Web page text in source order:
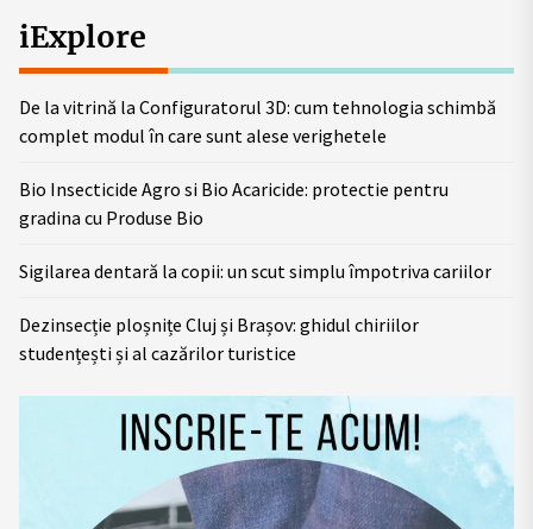
iExplore
De la vitrină la Configuratorul 3D: cum tehnologia schimbă
complet modul în care sunt alese verighetele
Bio Insecticide Agro si Bio Acaricide: protectie pentru
gradina cu Produse Bio
Sigilarea dentară la copii: un scut simplu împotriva cariilor
Dezinsecție ploșnițe Cluj și Brașov: ghidul chiriilor
studențești și al cazărilor turistice